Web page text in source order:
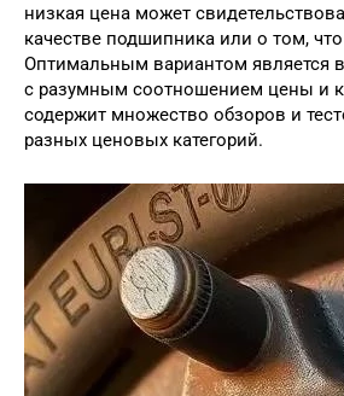
низкая цена может
качестве подшипника или о том,
Оптимальным вариантом является
с разумным соотношением цены и
содержит множество обзоров и
разных ценовых категорий.